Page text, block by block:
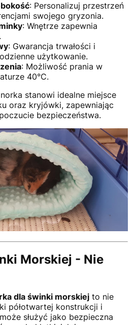
: Personalizuj przestrzeń
swojego gryzonia.
: Wnętrze zapewnia
: Gwarancja trwałości i
użytkowanie.
: Możliwość prania w
40°C.
stanowi idealne miejsce
oraz kryjówki, zapewniając
bezpieczeństwa.
Morskiej - Nie
dla świnki morskiej to nie
półotwartej konstrukcji i
służyć jako bezpieczna